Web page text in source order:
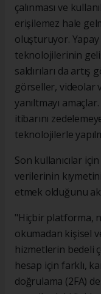
çalınması ve
erişilemez hale
oluşturuyor.
teknolojilerinin
saldırıları da artış
görseller, videolar
yanıltmayı
itibarını
teknolojilerle
Son kullanıcılar
verilerinin
etmek olduğunu
"Hiçbir platforma,
okumadan kişisel
hizmetlerin bedeli
hesap için farklı,
doğrulama (2FA)